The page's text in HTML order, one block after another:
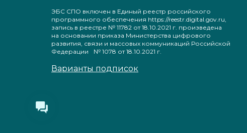
ЭБС СПО включен в Единый реестр российского
программного обеспечения https://reestr.digital.gov.ru,
запись в реестре № 11782 от 18.10.2021 г. произведена
на основании приказа Министерства цифрового
развития, связи и массовых коммуникаций Российской
Федерации № 1078 от 18.10.2021 г.
Варианты подписок